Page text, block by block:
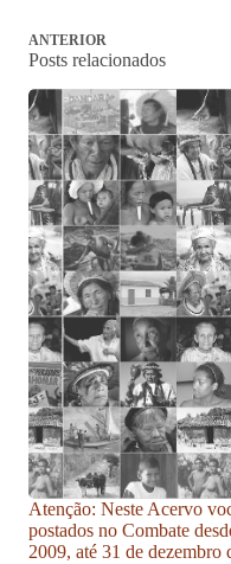
ANTERIOR
Posts relacionados
Atenção: Neste Acervo
postados no Combate
2009, até 31 de dezembro